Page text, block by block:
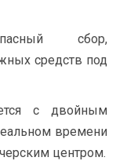
сбор,
средств под
с двойным
времени
центром.